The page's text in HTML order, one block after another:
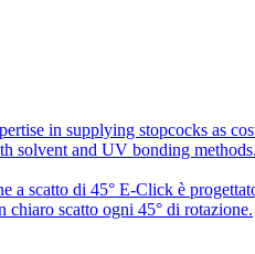
in supplying stopcocks as
solvent and UV bonding methods.
a scatto di 45° E-Click è
chiaro scatto ogni 45° di rotazione.